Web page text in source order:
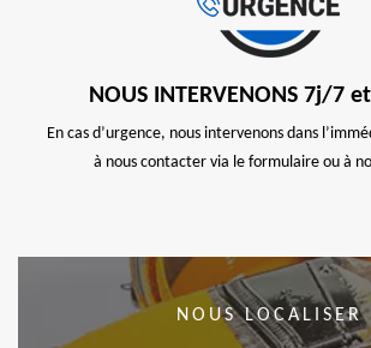
NOUS INTERVENONS 7j/7
En cas d’urgence, nous intervenons dans
à nous contacter via le formulaire ou à
NOUS LOCALISER